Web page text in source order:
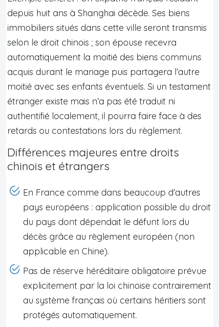
depuis huit ans à Shanghai décède. Ses biens
immobiliers situés dans cette ville seront transmis
selon le droit chinois ; son épouse recevra
automatiquement la moitié des biens communs
acquis durant le mariage puis partagera l’autre
moitié avec ses enfants éventuels. Si un testament
étranger existe mais n’a pas été traduit ni
authentifié localement, il pourra faire face à des
retards ou contestations lors du règlement.
Différences majeures entre droits
chinois et étrangers
En France comme dans beaucoup d’autres
pays européens : application possible du droit
du pays dont dépendait le défunt lors du
décès grâce au règlement européen (non
applicable en Chine).
Pas de réserve héréditaire obligatoire prévue
explicitement par la loi chinoise contrairement
au système français où certains héritiers sont
protégés automatiquement.